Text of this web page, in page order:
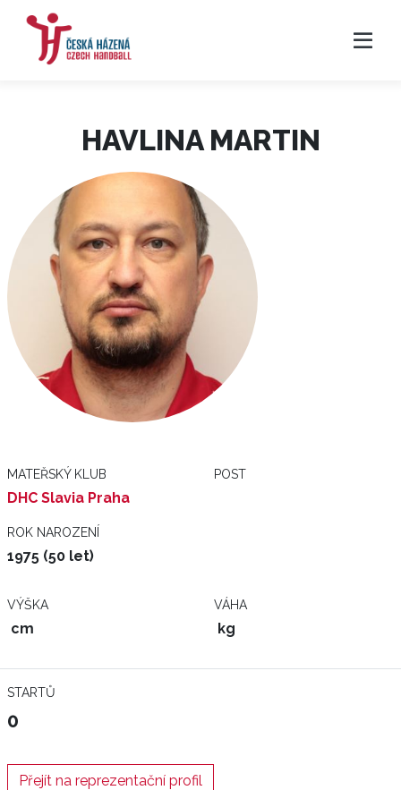
HAVLINA MARTIN
MATEŘSKÝ KLUB
DHC Slavia Praha
POST
ROK NAROZENÍ
1975 (50 let)
VÝŠKA
cm
VÁHA
kg
STARTŮ
0
Přejít na reprezentační profil